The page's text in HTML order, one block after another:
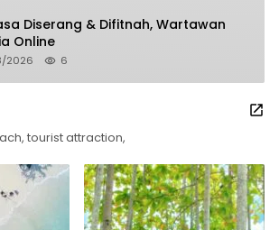
Diserang & Difitnah, Wartawan
Online
2026 6
tourist attraction,